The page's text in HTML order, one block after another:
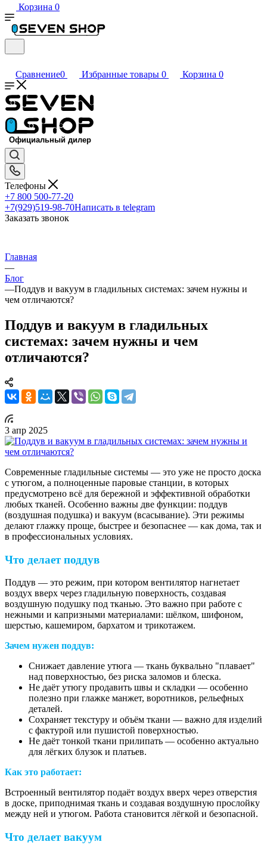
Корзина 0
Сравнение0 Избранные товары 0 Корзина 0
Телефоны
+7 800 500-77-20
+7(929)519-98-70Написать в telegram
Заказать звонок
Главная
—
Блог
—Поддув и вакуум в гладильных системах: зачем нужны и
чем отличаются?
Поддув и вакуум в гладильных
системах: зачем нужны и чем
отличаются?
3 апр 2025
Современные гладильные системы — это уже не просто доска
с утюгом, а полноценные паровые станции, в которых
предусмотрено всё для бережной и эффективной обработки
любых тканей. Особенно важны две функции: поддув
(воздушная подушка) и вакуум (всасывание). Эти режимы
делают глажку проще, быстрее и безопаснее — как дома, так и
в профессиональных условиях.
Что делает поддув
Поддув — это режим, при котором вентилятор нагнетает
воздух вверх через гладильную поверхность, создавая
воздушную подушку под тканью. Это важно при работе с
нежными и капризными материалами: шёлком, шифоном,
шерстью, кашемиром, бархатом и трикотажем.
Зачем нужен поддув:
Снижает давление утюга — ткань буквально "плавает"
над поверхностью, без риска заломов и блеска.
Не даёт утюгу продавить швы и складки — особенно
полезно при глажке манжет, воротников, рельефных
деталей.
Сохраняет текстуру и объём ткани — важно для изделий
с фактурой или пушистой поверхностью.
Не даёт тонкой ткани прилипать — особенно актуально
для лёгких блузок и платьев.
Как это работает:
Встроенный вентилятор подаёт воздух вверх через отверстия
в доске, приподнимая ткань и создавая воздушную прослойку
между ней и утюгом. Работа становится лёгкой и безопасной.
Что делает вакуум